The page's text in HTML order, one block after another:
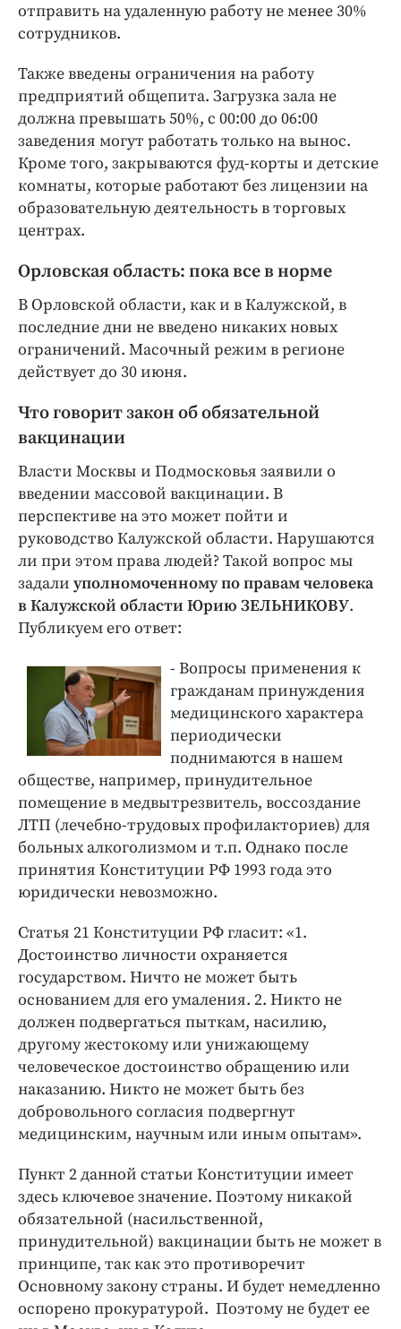
отправить на удаленную работу не менее 30%
сотрудников.
Также введены ограничения на работу
предприятий общепита. Загрузка зала не
должна превышать 50%, с 00:00 до 06:00
заведения могут работать только на вынос.
Кроме того, закрываются фуд-корты и детские
комнаты, которые работают без лицензии на
образовательную деятельность в торговых
центрах.
Орловская область: пока все в норме
В Орловской области, как и в Калужской, в
последние дни не введено никаких новых
ограничений. Масочный режим в регионе
действует до 30 июня.
Что говорит закон об обязательной
вакцинации
Власти Москвы и Подмосковья заявили о
введении массовой вакцинации. В
перспективе на это может пойти и
руководство Калужской области. Нарушаются
ли при этом права людей? Такой вопрос мы
задали уполномоченному по правам человека
в Калужской области Юрию ЗЕЛЬНИКОВУ.
Публикуем его ответ:
- Вопросы применения к
гражданам принуждения
медицинского характера
периодически
поднимаются в нашем
обществе, например, принудительное
помещение в медвытрезвитель, воссоздание
ЛТП (лечебно-трудовых профилакториев) для
больных алкоголизмом и т.п. Однако после
принятия Конституции РФ 1993 года это
юридически невозможно.
Статья 21 Конституции РФ гласит: «1.
Достоинство личности охраняется
государством. Ничто не может быть
основанием для его умаления. 2. Никто не
должен подвергаться пыткам, насилию,
другому жестокому или унижающему
человеческое достоинство обращению или
наказанию. Никто не может быть без
добровольного согласия подвергнут
медицинским, научным или иным опытам».
Пункт 2 данной статьи Конституции имеет
здесь ключевое значение. Поэтому никакой
обязательной (насильственной,
принудительной) вакцинации быть не может в
принципе, так как это противоречит
Основному закону страны. И будет немедленно
оспорено прокуратурой. Поэтому не будет ее